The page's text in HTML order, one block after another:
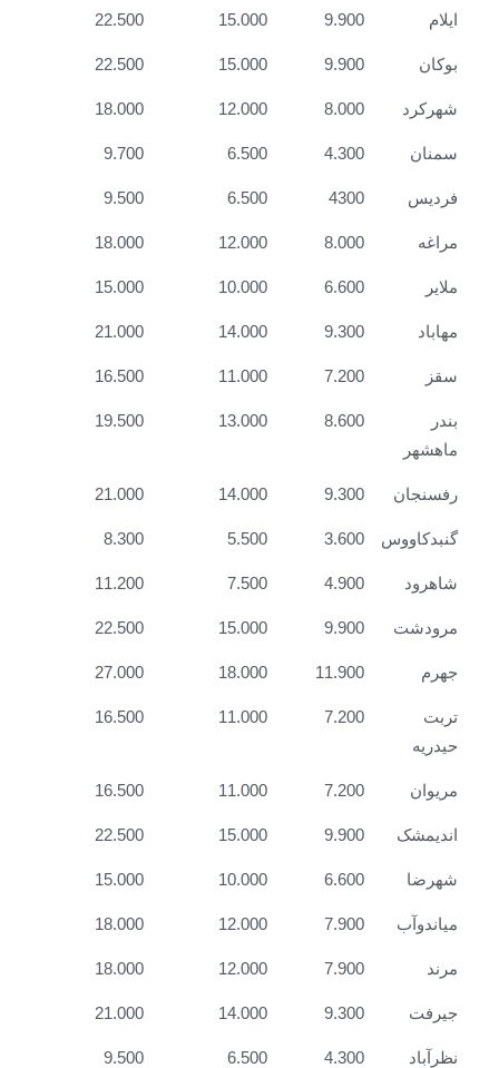
ایلام 9.900
15.000
22.500
بوکان 9.900
15.000
22.500
شهرکرد 8.000
12.000
18.000
سمنان 4.300
6.500
9.700
فردیس 4300
6.500
9.500
مراغه 8.000
12.000
18.000
ملایر 6.600
10.000
15.000
مهاباد 9.300
14.000
21.000
سقز 7.200
11.000
16.500
بندر
ماهشهر
8.600
13.000
19.500
رفسنجان 9.300
14.000
21.000
گنبدکاووس 3.600
5.500
8.300
شاهرود 4.900
7.500
11.200
مرودشت 9.900
15.000
22.500
جهرم 11.900
18.000
27.000
تربت
حیدریه
7.200
11.000
16.500
مریوان 7.200
11.000
16.500
اندیمشک 9.900
15.000
22.500
شهرضا 6.600
10.000
15.000
میاندوآب 7.900
12.000
18.000
مرند 7.900
12.000
18.000
جیرفت 9.300
14.000
21.000
نظرآباد 4.300
6.500
9.500